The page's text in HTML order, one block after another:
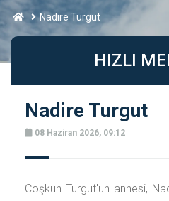
Nadire Turgut
HIZLI
Nadire Turgut
08 Haziran 2026, 09:12
Coşkun Turgut'un annesi,